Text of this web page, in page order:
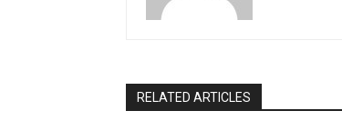
RELATED ARTICLES